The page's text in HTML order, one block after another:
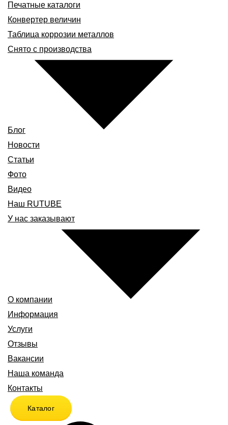
Печатные каталоги
Конвертер величин
Таблица коррозии металлов
Снято с производства
Блог
Новости
Статьи
Фото
Видео
Наш RUTUBE
У нас заказывают
О компании
Информация
Услуги
Отзывы
Вакансии
Наша команда
Контакты
Каталог